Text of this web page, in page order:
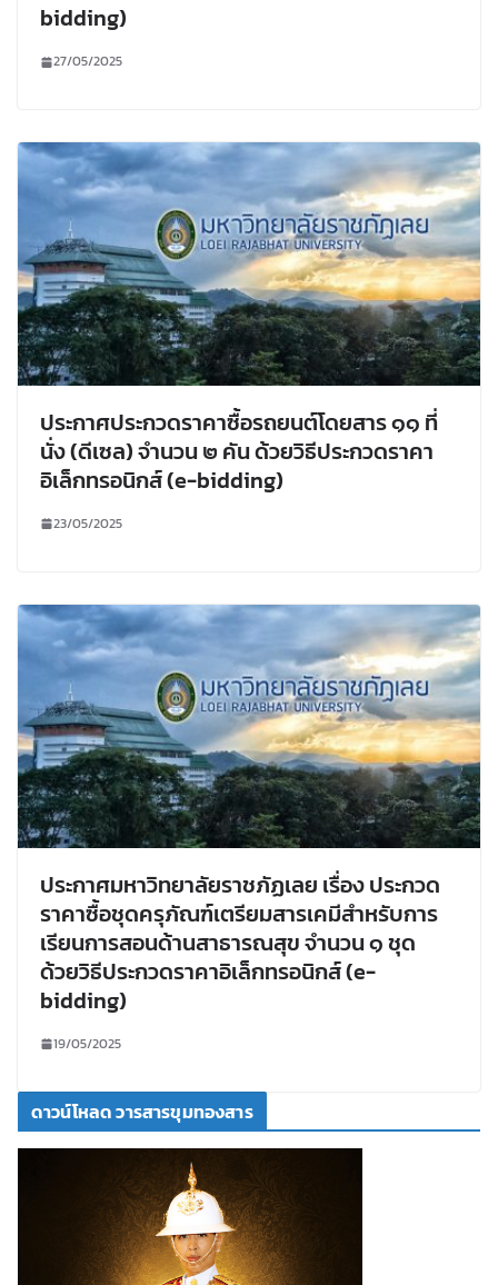
bidding)
27/05/2025
ประกาศประกวดราคาซื้อรถยนต์โดยสาร ๑๑ ที่
นั่ง (ดีเซล) จำนวน ๒ คัน ด้วยวิธีประกวดราคา
อิเล็กทรอนิกส์ (e-bidding)
23/05/2025
ประกาศมหาวิทยาลัยราชภัฏเลย เรื่อง ประกวด
ราคาซื้อชุดครุภัณฑ์เตรียมสารเคมีสำหรับการ
เรียนการสอนด้านสาธารณสุข จำนวน ๑ ชุด
ด้วยวิธีประกวดราคาอิเล็กทรอนิกส์ (e-
bidding)
19/05/2025
ดาวน์โหลด วารสารขุมทองสาร